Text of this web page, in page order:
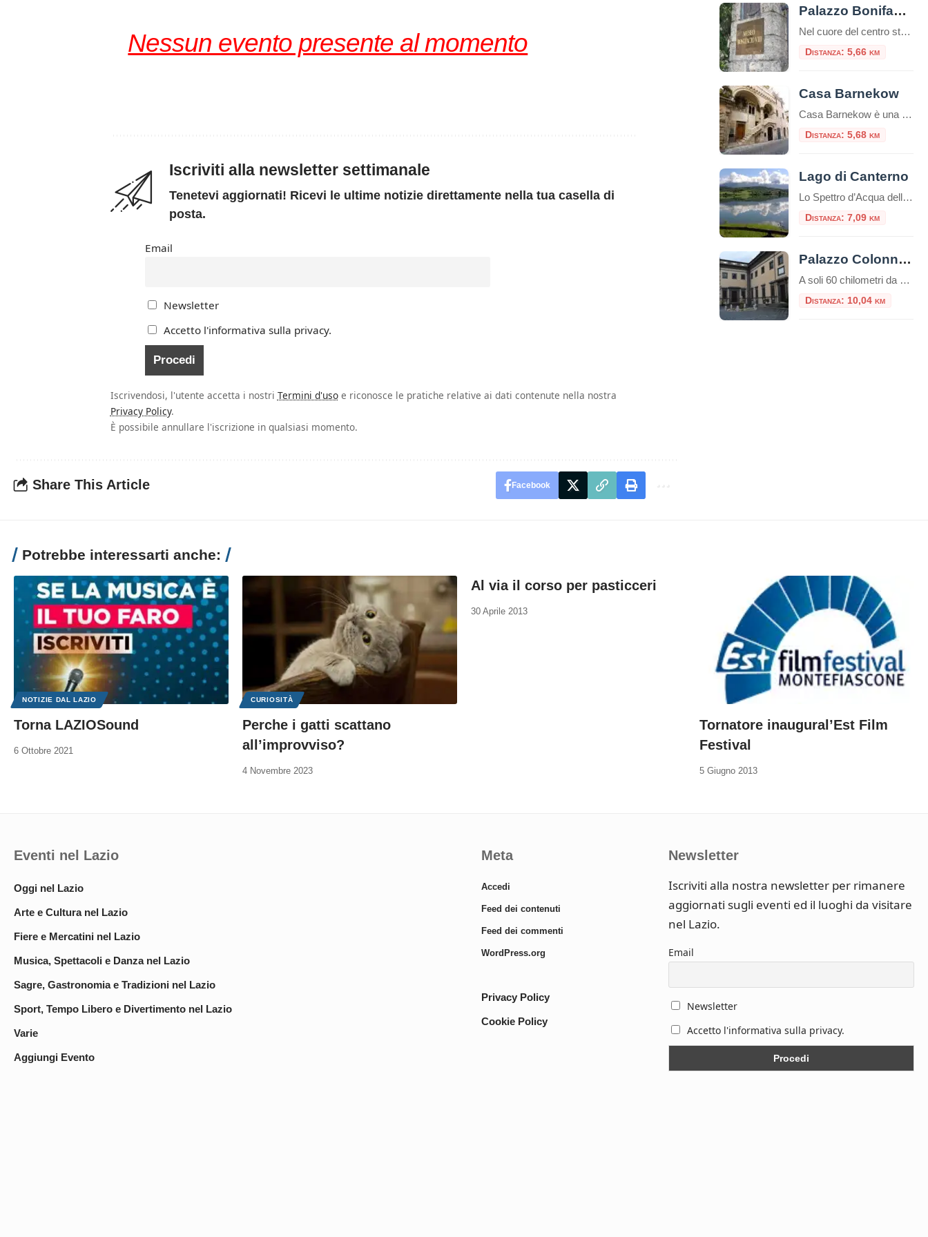
Nessun evento presente al momento
Iscriviti alla newsletter settimanale
Tenetevi aggiornati! Ricevi le ultime notizie direttamente nella tua casella di
posta.
Email
Newsletter
Accetto l'informativa sulla privacy.
Iscrivendosi, l'utente accetta i nostri Termini d'usoe riconosce le pratiche relative ai dati contenute nella nostra
Privacy Policy.
È possibile annullare l'iscrizione in qualsiasi momento.
Share This Article Facebook
Palazzo Bonifacio VIII
Nel cuore del centro storico di Anagni, la città dei Papi, sorge un edificio che ha segnato la storia della Chiesa e dell’Europa medievale: Palazzo Bonifacio VIII. Questo palazzo, un tempo residenza papale, è diventato celebre per un episodio che ha scosso la cristianità: lo Schiaffo di Anagni. Un po’ di storia Il palazzo risale […]
Distanza: 5,66 km
Casa Barnekow
Casa Barnekow è una dimora storica di Anagni.Si trova di fronte alla chiesa di Sant’Andrea.L’edificio, edificato sotto il pontificato del Papa anagnino Gregorio IX, è un esempio unico di architettura medioevale. Storia di Casa Barnekow Un documento del 1280 fa risalire la prima prorietà della dimora ad un certo Stefano Thomasi de Cinzio.Tuttavia, successivamente, altri […]
Distanza: 5,68 km
Lago di Canterno
Lo Spettro d’Acqua della Ciociaria che Appare e Scompare Nel cuore pulsante della Ciociaria, incastonato tra i profili sinuosi dei Monti Ernici, sorge il Lago di Canterno, uno specchio d’acqua che custodisce un’anima tanto affascinante quanto misteriosa. Non è un lago come gli altri: la sua fama di “lago fantasma” lo precede, un luogo dove […]
Distanza: 7,09 km
Palazzo Colonna di Paliano
A soli 60 chilometri da Roma, nel suggestivo borgo di Paliano, sorge uno dei tesori meno conosciuti ma più affascinanti del patrimonio storico italiano: Palazzo Colonna. Questa dimora seicentesca rappresenta da oltre quattro secoli la residenza di campagna del ramo principale della nobile famiglia Colonna, una delle più antiche e influenti casate romane. Affacciato sulla […]
Distanza: 10,04 km
Potrebbe interessarti anche:
NOTIZIE DAL LAZIO
Torna LAZIOSound
6 Ottobre 2021
CURIOSITÀ
Perche i gatti scattano
all’improvviso?
4 Novembre 2023
Al via il corso per pasticceri
30 Aprile 2013
Tornatore inaugural’Est Film
Festival
5 Giugno 2013
Eventi nel Lazio
Oggi nel Lazio
Arte e Cultura nel Lazio
Fiere e Mercatini nel Lazio
Musica, Spettacoli e Danza nel Lazio
Sagre, Gastronomia e Tradizioni nel Lazio
Sport, Tempo Libero e Divertimento nel Lazio
Varie
Aggiungi Evento
Meta
Accedi
Feed dei contenuti
Feed dei commenti
WordPress.org
Privacy Policy
Cookie Policy
Newsletter
Iscriviti alla nostra newsletter per rimanere
aggiornati sugli eventi ed il luoghi da visitare
nel Lazio.
Email
Newsletter
Accetto l'informativa sulla privacy.